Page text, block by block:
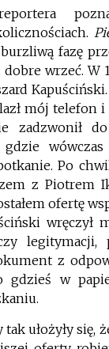
fazę
dobre wrzeć. W
mój telefon i
zadzwonił
gdzie
Po
z Piotrem
ofertę
wręczył
z
gdzieś w
ułożyły się,